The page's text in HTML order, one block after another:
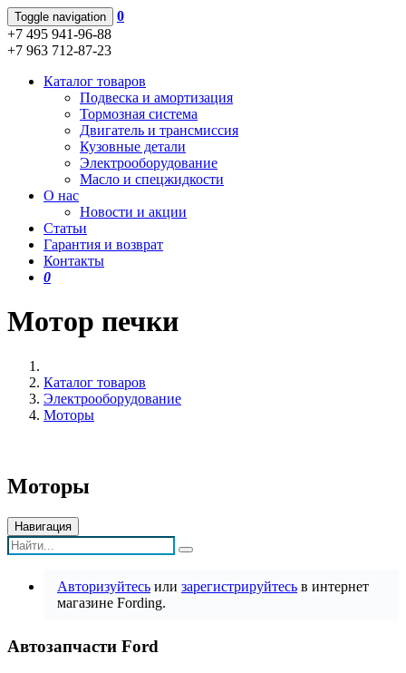
Toggle navigation
0
+7 495 941-96-88
+7 963 712-87-23
Каталог товаров
Подвеска и амортизация
Тормозная система
Двигатель и трансмиссия
Кузовные детали
Электрооборудование
Масло и спецжидкости
О нас
Новости и акции
Статьи
Гарантия и возврат
Контакты
0
Мотор печки
Каталог товаров
Электрооборудование
Моторы
Моторы
Навигация
Авторизуйтесь или зарегистрируйтесь в интернет
магазине Fording.
Автозапчасти Ford